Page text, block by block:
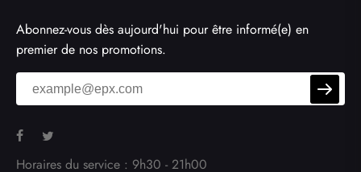
Abonnez-vous dès aujourd'hui pour être informé(e) en
premier de nos promotions.
Horaires du service : 9h30 - 21h00